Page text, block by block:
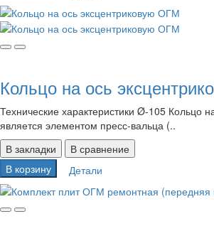
Кольцо на ось
Технические характеристики Ø-105 Кольцо
является элементом пресс-вальца (..
В закладки
В сравнение
В корзину
Детали